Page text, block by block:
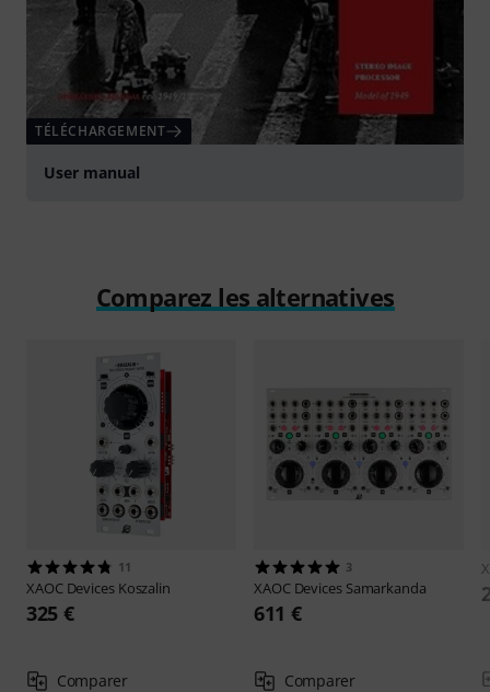
TÉLÉCHARGEMENT
User manual
Comparez les alternatives
11
XAOC Devices Koszalin
325 €
Comparer
3
XAOC Devices Samarkanda
611 €
Comparer